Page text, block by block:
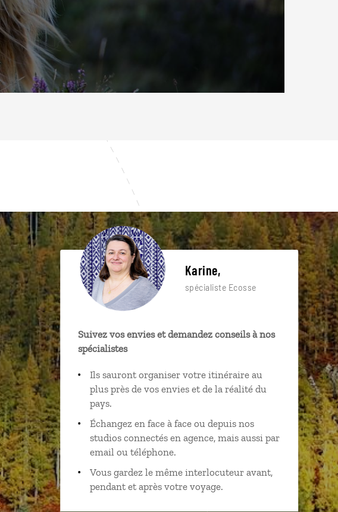
Karine,
spécialiste Ecosse
Suivez vos envies et demandez conseils à nos
spécialistes
Ils sauront organiser votre itinéraire au
plus près de vos envies et de la réalité du
pays.
Échangez en face à face ou depuis nos
studios connectés en agence, mais aussi par
email ou téléphone.
Vous gardez le même interlocuteur avant,
pendant et après votre voyage.